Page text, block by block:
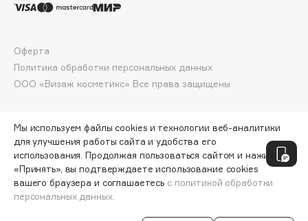
DP Daily Perfection
Dr. Vranjes Firenze
DSD de Luxe
Dyson
СООБЩИТЬ О ПОСТУПЛЕНИИ
ООО «Визаж косметикс» Все права защищены
Оферта
Политика обработки персональных данных
Мы используем файлы cookies и технологии веб-аналитики
для улучшения работы сайта и удобства его
использования. Продолжая пользоваться сайтом и нажимая
«Принять», вы подтверждаете использование cookies
вашего браузера и соглашаетесь с политикой обработки
персональных данных.